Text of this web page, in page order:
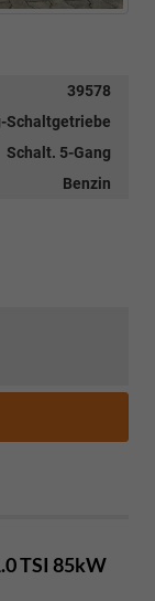
39578
Schaltgetriebe
Schalt. 5-Gang
Benzin
TSI 85kW